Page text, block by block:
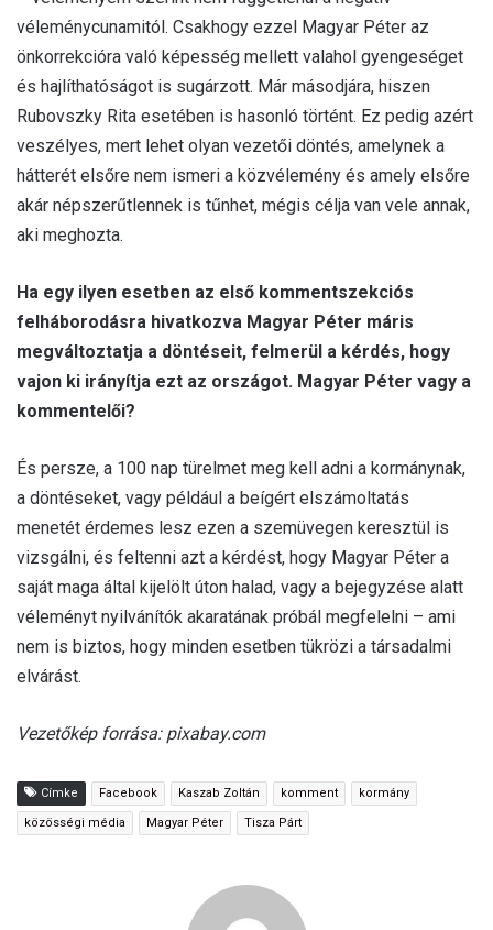
véleménycunamitól. Csakhogy ezzel Magyar Péter az
önkorrekcióra való képesség mellett valahol gyengeséget
és hajlíthatóságot is sugárzott. Már másodjára, hiszen
Rubovszky Rita esetében is hasonló történt. Ez pedig azért
veszélyes, mert lehet olyan vezetői döntés, amelynek a
hátterét elsőre nem ismeri a közvélemény és amely elsőre
akár népszerűtlennek is tűnhet, mégis célja van vele annak,
aki meghozta.
Ha egy ilyen esetben az első kommentszekciós
felháborodásra hivatkozva Magyar Péter máris
megváltoztatja a döntéseit, felmerül a kérdés, hogy
vajon ki irányítja ezt az országot. Magyar Péter vagy a
kommentelői?
És persze, a 100 nap türelmet meg kell adni a kormánynak,
a döntéseket, vagy például a beígért elszámoltatás
menetét érdemes lesz ezen a szemüvegen keresztül is
vizsgálni, és feltenni azt a kérdést, hogy Magyar Péter a
saját maga által kijelölt úton halad, vagy a bejegyzése alatt
véleményt nyilvánítók akaratának próbál megfelelni – ami
nem is biztos, hogy minden esetben tükrözi a társadalmi
elvárást.
Vezetőkép forrása: pixabay.com
Címke Facebook Kaszab Zoltán komment kormány
közösségi média Magyar Péter Tisza Párt